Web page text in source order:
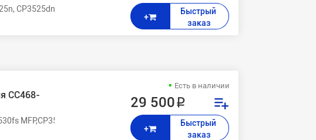
CP3525dn, CP3525x, CM3530, CM3530fs
+
Быстрый
заказ
CC468-
MFP,CP3520,CP3525,CP3525dn,CP3525n,CP3525x
Есть в наличии
29 500 ₽
+
Быстрый
заказ